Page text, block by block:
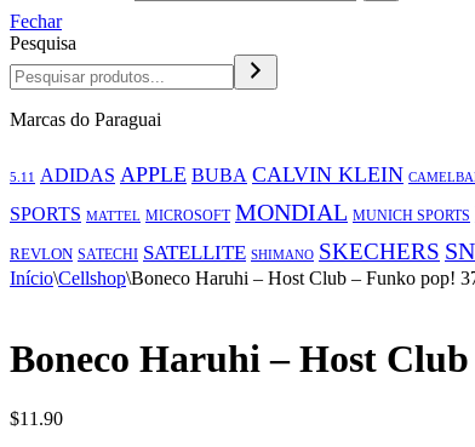
Fechar
Pesquisa
Marcas do Paraguai
5.11 ADIDAS APPLE BUBA CALVIN KLEIN
SPORTS MATTEL MICROSOFT MONDIAL MUNICH SPORTS
REVLON SATECHI SATELLITE SHIMANO SKECHERS
Início\Cellshop\Boneco Haruhi – Host Club – Funko pop!
Boneco Haruhi – Host
$11.90